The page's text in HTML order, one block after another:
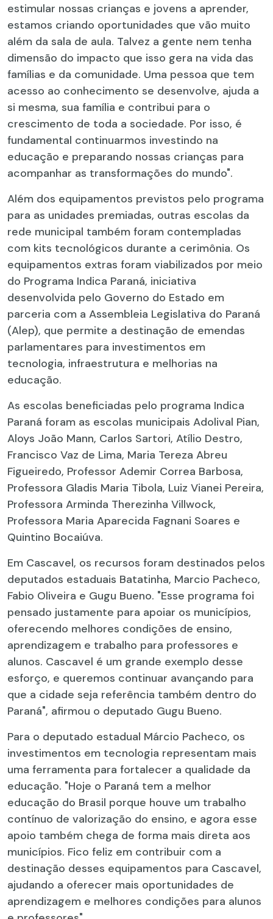
estimular nossas crianças e jovens a aprender,
estamos criando oportunidades que vão muito
além da sala de aula. Talvez a gente nem tenha
dimensão do impacto que isso gera na vida das
famílias e da comunidade. Uma pessoa que tem
acesso ao conhecimento se desenvolve, ajuda a
si mesma, sua família e contribui para o
crescimento de toda a sociedade. Por isso, é
fundamental continuarmos investindo na
educação e preparando nossas crianças para
acompanhar as transformações do mundo".
Além dos equipamentos previstos pelo programa
para as unidades premiadas, outras escolas da
rede municipal também foram contempladas
com kits tecnológicos durante a cerimônia. Os
equipamentos extras foram viabilizados por meio
do Programa Indica Paraná, iniciativa
desenvolvida pelo Governo do Estado em
parceria com a Assembleia Legislativa do Paraná
(Alep), que permite a destinação de emendas
parlamentares para investimentos em
tecnologia, infraestrutura e melhorias na
educação.
As escolas beneficiadas pelo programa Indica
Paraná foram as escolas municipais Adolival Pian,
Aloys João Mann, Carlos Sartori, Atílio Destro,
Francisco Vaz de Lima, Maria Tereza Abreu
Figueiredo, Professor Ademir Correa Barbosa,
Professora Gladis Maria Tibola, Luiz Vianei Pereira,
Professora Arminda Therezinha Villwock,
Professora Maria Aparecida Fagnani Soares e
Quintino Bocaiúva.
Em Cascavel, os recursos foram destinados pelos
deputados estaduais Batatinha, Marcio Pacheco,
Fabio Oliveira e Gugu Bueno. "Esse programa foi
pensado justamente para apoiar os municípios,
oferecendo melhores condições de ensino,
aprendizagem e trabalho para professores e
alunos. Cascavel é um grande exemplo desse
esforço, e queremos continuar avançando para
que a cidade seja referência também dentro do
Paraná", afirmou o deputado Gugu Bueno.
Para o deputado estadual Márcio Pacheco, os
investimentos em tecnologia representam mais
uma ferramenta para fortalecer a qualidade da
educação. "Hoje o Paraná tem a melhor
educação do Brasil porque houve um trabalho
contínuo de valorização do ensino, e agora esse
apoio também chega de forma mais direta aos
municípios. Fico feliz em contribuir com a
destinação desses equipamentos para Cascavel,
ajudando a oferecer mais oportunidades de
aprendizagem e melhores condições para alunos